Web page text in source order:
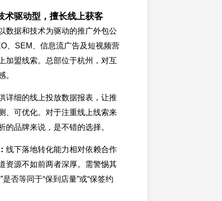
驱动型，擅长线上获客
数据和技术为驱动的推广外包公
、SEM、信息流广告及短视频营
加盟线索。总部位于杭州，对互
。
详细的线上投放数据报表，让推
、可优化。对于注重线上线索来
的品牌来说，是不错的选择。
线下落地转化能力相对依赖合作
资源不如前两者深厚。需警惕其
是否等同于“保到店量”或“保签约